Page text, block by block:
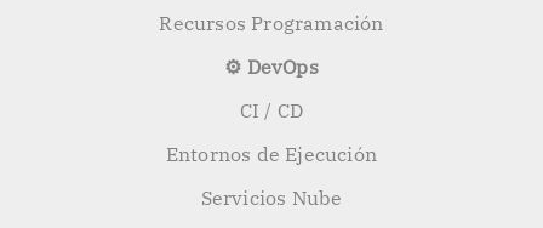
Recursos Programación
⚙️ DevOps
CI / CD
Entornos de Ejecución
Servicios Nube